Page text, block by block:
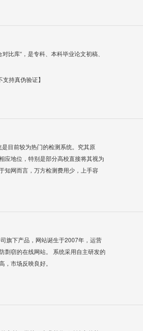
比库“，是专科、本科毕业论文初稿、
持真伪验证】
目前较为热门的检测系统。究其原
应地位，特别是部分高校直接将其视为
知网而言，万方检测费用少，上手容
旗下产品，网站诞生于2007年，运营
剽窃的在线网站。 系统采用自主研发的
市场反映良好。